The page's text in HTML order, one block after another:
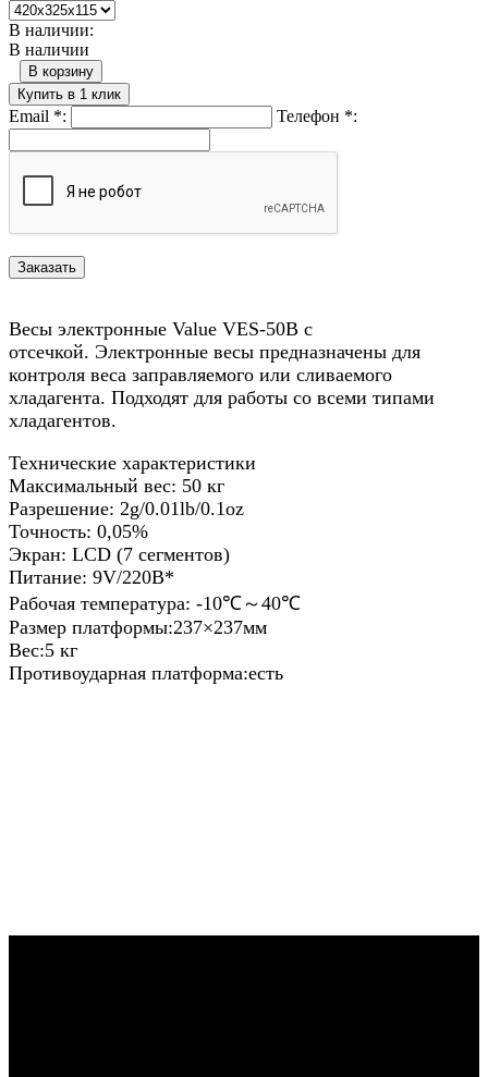
В наличии:
В наличии
В корзину
Купить в 1 клик
Email *: Телефон *:
Весы электронные Value VES-50B с
отсечкой. Электронные весы предназначены для
контроля веса заправляемого или сливаемого
хладагента. Подходят для работы со всеми типами
хладагентов.
Технические характеристики
Максимальный вес: 50 кг
Разрешение: 2g/0.01lb/0.1oz
Точность: 0,05%
Экран: LCD (7 сегментов)
Питание: 9V/220В*
Рабочая температура: -10℃～40℃
Размер платформы:237×237мм
Вес:5 кг
Противоударная платформа:есть